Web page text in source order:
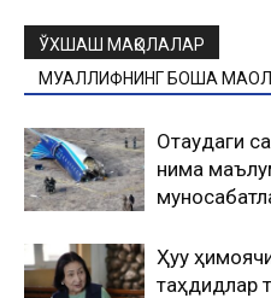
ЎХШАШ МАҚОЛАЛАР
МУАЛЛИФНИНГ БОШҚА
Оқтаудаги
нима
Ҳуқуқ
таҳдидлар